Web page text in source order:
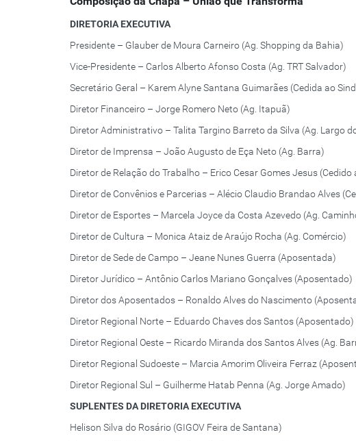
DIRETORIA EXECUTIVA
Presidente – Glauber de Moura Carneiro (Ag. Shopping da Bahia)
Vice-Presidente – Carlos Alberto Afonso Costa (Ag. TRT Salvador)
Secretário Geral – Karem Alyne Santana Guimarães (Cedida ao
Diretor Financeiro – Jorge Romero Neto (Ag. Itapuã)
Diretor Administrativo – Talita Targino Barreto da Silva (Ag. Largo
Diretor de Imprensa – João Augusto de Eça Neto (Ag. Barra)
Diretor de Relação do Trabalho – Erico Cesar Gomes Jesus (Cedido
Diretor de Convênios e Parcerias – Alécio Claudio Brandao Alves
Diretor de Esportes – Marcela Joyce da Costa Azevedo (Ag.
Diretor de Cultura – Monica Ataiz de Araújo Rocha (Ag. Comércio)
Diretor de Sede de Campo – Jeane Nunes Guerra (Aposentada)
Diretor Jurídico – Antônio Carlos Mariano Gonçalves (Aposentado)
Diretor dos Aposentados – Ronaldo Alves do Nascimento
Diretor Regional Norte – Eduardo Chaves dos Santos (Aposentado)
Diretor Regional Oeste – Ricardo Miranda dos Santos Alves (Ag.
Diretor Regional Sudoeste – Marcia Amorim Oliveira Ferraz
Diretor Regional Sul – Guilherme Hatab Penna (Ag. Jorge Amado)
SUPLENTES DA DIRETORIA EXECUTIVA
Helison Silva do Rosário (GIGOV Feira de Santana)